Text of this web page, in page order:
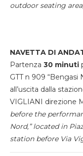
outdoor seating
NAVETTA DI
Partenza 30 minuti
GTT n 909 “Bengasi
all’uscita dalla
VIGLIANI direzione
before the
Nord,” located in
station before Via